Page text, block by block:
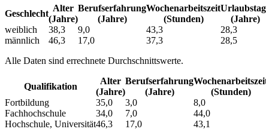
Geschlecht
Alter
(Jahre)
Berufs­erfahrung
(Jahre)
Wochen­arbeitszeit
(Stunden)
(Jahre)
weiblich
38,3 9,0 43,3 28,3
männlich
46,3 17,0 37,3 28,5
Alle Daten sind errechnete Durchschnittswerte.
Qualifikation
Alter
(Jahre)
Berufs­erfahrung
(Jahre)
(Stunden)
Fortbildung
35,0 3,0 8,0
Fachhochschule
34,0 7,0 44,0
Hochschule, Universität46,3 17,0 43,1